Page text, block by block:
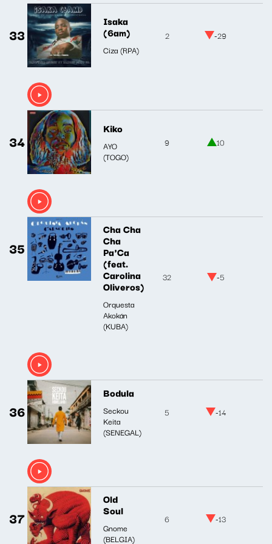
33
Isaka
(6am)
Ciza (RPA)
2 -29
34
Kiko
AYO
(TOGO)
9 10
35
Cha Cha
Cha
Pa'Ca
(feat.
Carolina
Oliveros)
Orquesta
Akokán
(KUBA)
32 -5
36
Bodula
Seckou
Keita
(SENEGAL)
5 -14
37
Old
Soul
Gnome
(BELGIA)
6 -13